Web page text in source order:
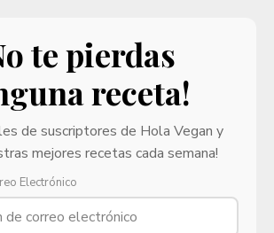
te pierdas
receta!
de suscriptores de Hola Vegan y
mejores recetas cada semana!
Electrónico